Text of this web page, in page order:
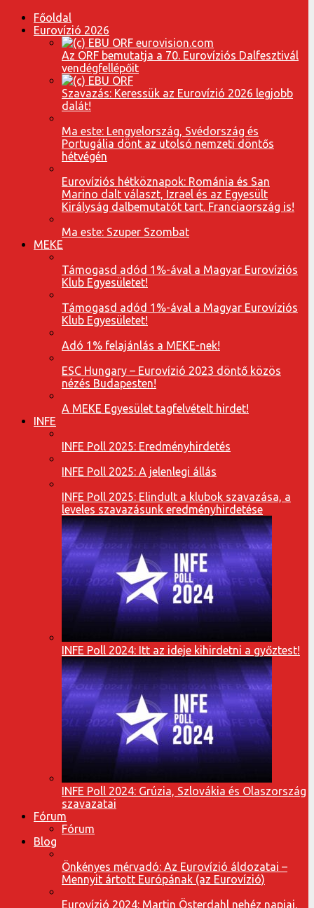
Főoldal
Eurovízió 2026
Az ORF bemutatja a 70. Eurovíziós Dalfesztivál
vendégfellépőit
Szavazás: Keressük az Eurovízió 2026 legjobb
dalát!
Ma este: Lengyelország, Svédország és
Portugália dönt az utolsó nemzeti döntős
hétvégén
Eurovíziós hétköznapok: Románia és San
Marino dalt választ, Izrael és az Egyesült
Királyság dalbemutatót tart. Franciaország is!
Ma este: Szuper Szombat
MEKE
Támogasd adód 1%-ával a Magyar Eurovíziós
Klub Egyesületet!
Támogasd adód 1%-ával a Magyar Eurovíziós
Klub Egyesületet!
Adó 1% felajánlás a MEKE-nek!
ESC Hungary – Eurovízió 2023 döntő közös
nézés Budapesten!
A MEKE Egyesület tagfelvételt hirdet!
INFE
INFE Poll 2025: Eredményhirdetés
INFE Poll 2025: A jelenlegi állás
INFE Poll 2025: Elindult a klubok szavazása, a
leveles szavazásunk eredményhirdetése
INFE Poll 2024: Itt az ideje kihirdetni a győztest!
INFE Poll 2024: Grúzia, Szlovákia és Olaszország
szavazatai
Fórum
Fórum
Blog
Önkényes mérvadó: Az Eurovízió áldozatai –
Mennyit ártott Európának (az Eurovízió)
Eurovízió 2024: Martin Österdahl nehéz napjai,